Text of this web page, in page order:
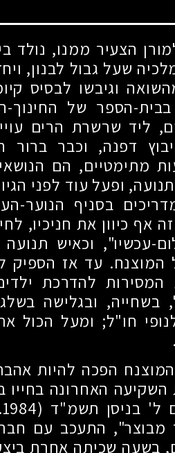
הצעיר ממנו, נולד
שעל גבול לבנון,
וגיבשו לבסיס
הספר של
ליד שרשרת הרים
דפנה, וכבר ברור
מתימטיים, הם
ופעל עוד לפני
בסניף הנוער-
אף כיוון את חניכיו,
עכשיו", וכאיש
עד אז הספיק
להדרכת
בשחייה, ובגלישה
חו"ל; ומעל הכול
הפכה להיות
האחרונה בחייו
ל' בניסן תשמ"ד (1.5.1984)
מבוצר", התעכב עם
בשעה שכיתה אחרת